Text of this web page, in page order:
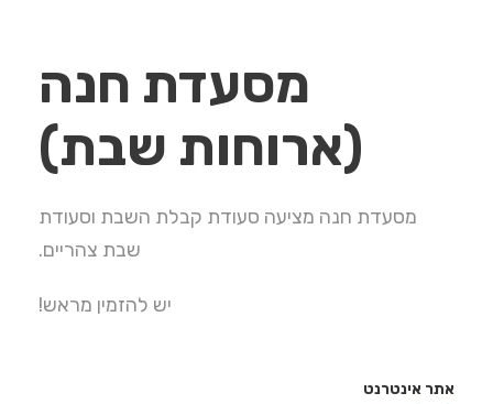
מסעדת חנה
(ארוחות שבת)
מסעדת חנה מציעה סעודת קבלת השבת וסעודת
שבת צהריים.
יש להזמין מראש!
אתר אינטרנט